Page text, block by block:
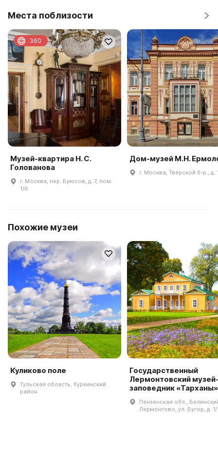
Места поблизости
Музей-квартира Н. С.
Голованова
г. Москва, пер. Брюсов, д. 7, пом.
1/6
360
Дом-музей М.Н.
г. Москва, Тверской б-р., д.
Похожие музеи
Куликово поле
Тульская область, Куркинский
район
Государственный
Лермонтовский
заповедник «Тарханы»
Пензенская обл.,
Лермонтово, ул. Бугор, д. 1/